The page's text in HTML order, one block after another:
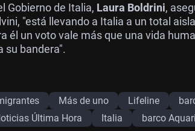
Gobierno de Italia, Laura Boldrini,
"está llevando a Italia a un total
él un voto vale más que una vida
su bandera".
Más de uno Lifeline
Última Hora Italia barco